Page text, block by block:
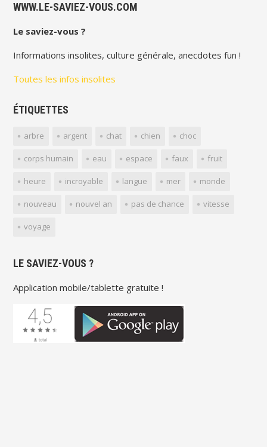
WWW.LE-SAVIEZ-VOUS.COM
Le saviez-vous ?
Informations insolites, culture générale, anecdotes fun !
Toutes les infos insolites
ÉTIQUETTES
arbre argent chat chien choc
corps humain eau espace faux fruit
heure incroyable langue mer monde
nouveau nouvel an pas de chance vitesse
voyage
LE SAVIEZ-VOUS ?
Application mobile/tablette gratuite !